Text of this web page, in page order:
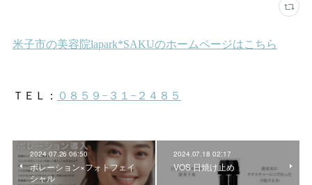
2024.07.26 06:50
ポレーション×フォトフェイ
シャル
2024.07.18 02:17
VOS 日焼け止め